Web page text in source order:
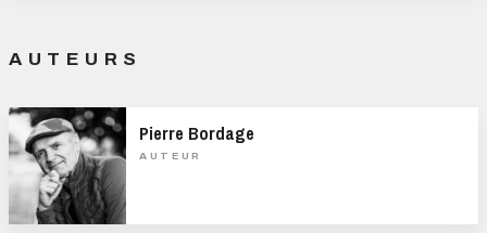
AUTEURS
Pierre Bordage
AUTEUR